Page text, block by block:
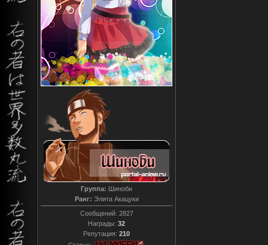
Группа: Шиноби
Ранг: Элита Акацуки
Сообщений: 2827
Награды: 32
Репутация: 210